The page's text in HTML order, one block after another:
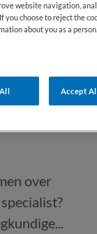
over
website navigation,
you choose to reject the
about you as a
Accept